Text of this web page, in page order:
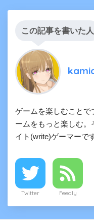
この記事を書いた人
ゲームを楽しむこと
ームをもっと楽しむ。
イト(write)ゲーマーで
Twitter Feedly